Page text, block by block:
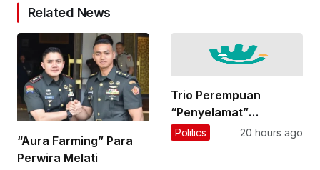
Related News
“Aura Farming” Para
Perwira Melati
Trio Perempuan
“Penyelamat”
Indonesia?
Politics 20 hours ago